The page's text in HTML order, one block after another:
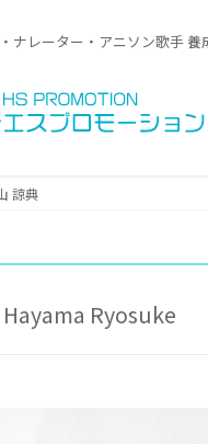
ナレーター・アニソン歌手 養
諒典
Hayama Ryosuke